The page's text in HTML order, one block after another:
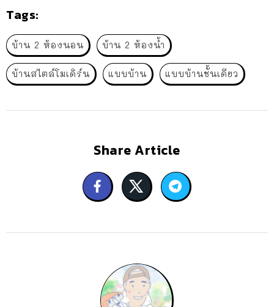
Tags:
บ้าน 2 ห้องนอน บ้าน 2 ห้องน้ำ
บ้านสไตล์โมเดิร์น แบบบ้าน แบบบ้านชั้นเดียว
Share Article